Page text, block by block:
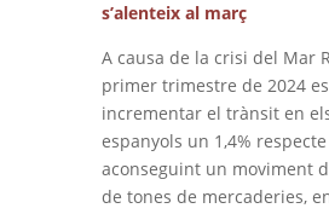
s’alenteix al març
A causa de la crisi del Mar
primer trimestre de 2024
incrementar el trànsit en
espanyols un 1,4%
aconseguint un moviment
de tones de mercaderies,